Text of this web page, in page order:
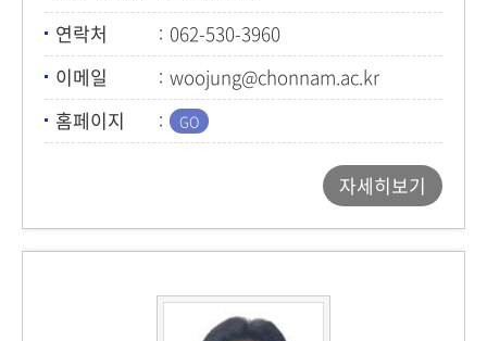
연락처
062-530-3960
이메일
woojung@chonnam.ac.kr
홈페이지
자세히보기